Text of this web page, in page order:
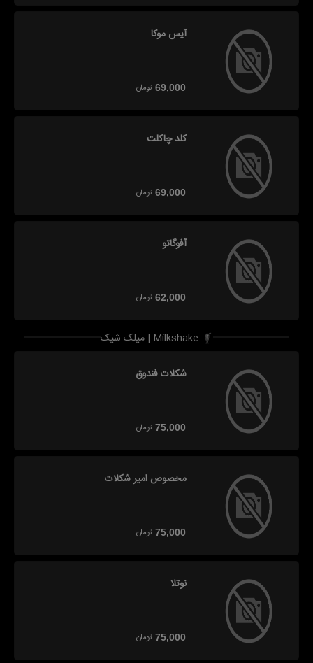
آیس موکا
69,000 تومان
کلد چاکلت
69,000 تومان
آفوگاتو
62,000 تومان
میلک شیک | Milkshake
شکلات فندوق
75,000 تومان
مخصوص امیر شکلات
75,000 تومان
نوتلا
75,000 تومان